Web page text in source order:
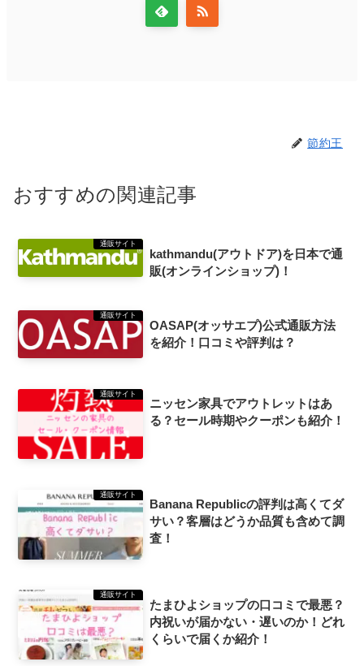
節約王
おすすめの関連記事
通販サイト
kathmandu(アウトドア)を日本で通
販(オンラインショップ)！
通販サイト
OASAP(オッサエプ)公式通販方法
を紹介！口コミや評判は？
通販サイト
ニッセン家具でアウトレットはあ
る？セール時期やクーポンも紹介！
通販サイト
Banana Republicの評判は高くてダ
サい？客層はどうか品質も含めて調
査！
通販サイト
たまひよショップの口コミで最悪？
内祝いが届かない・遅いのか！どれ
くらいで届くか紹介！